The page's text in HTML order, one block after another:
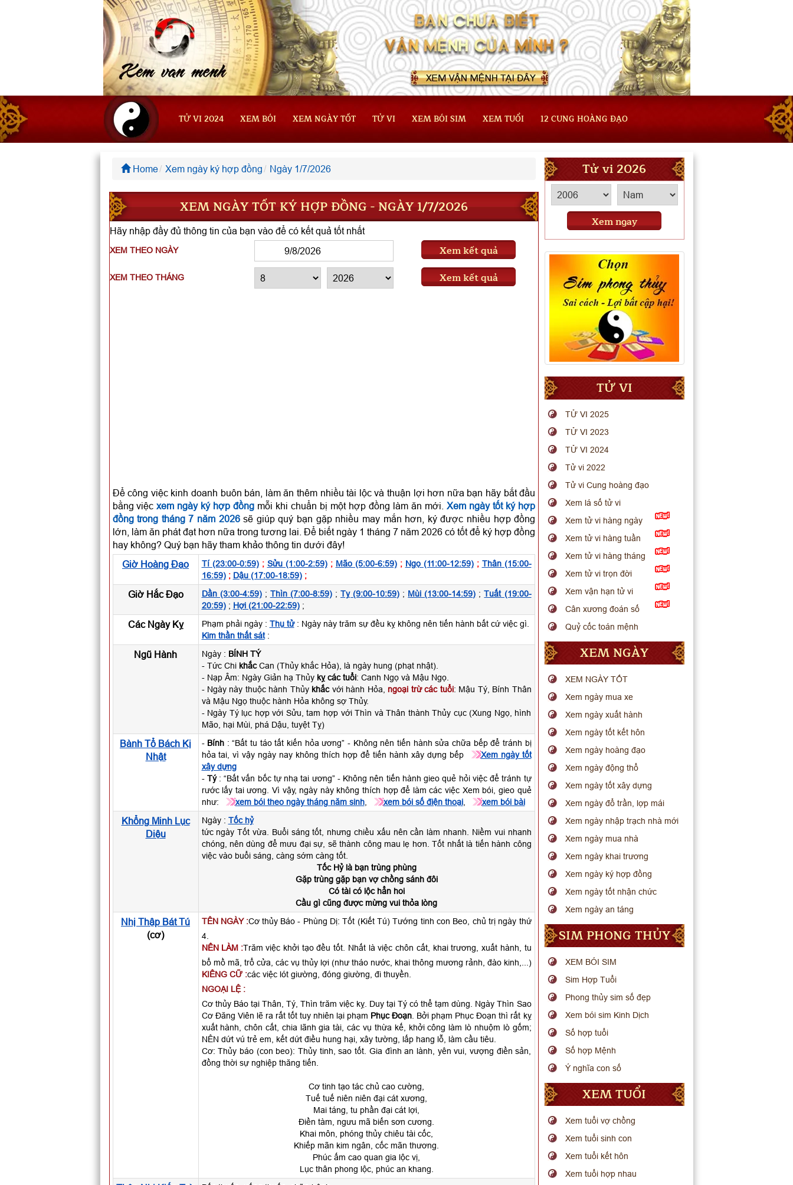
TỬ VI 2024 XEM BÓI XEM NGÀY TỐT TỬ VI XEM BÓI SIM XEM TUỔI 12 CUNG HOÀNG ĐẠO
Home Xem ngày ký hợp đồng Ngày 1/7/2026
XEM NGÀY TỐT KÝ HỢP ĐỒNG - NGÀY 1/7/2026
Hãy nhập đầy đủ thông tin của bạn vào để có kết quả tốt nhất
XEM THEO NGÀY Xem kết quả
XEM THEO THÁNG Xem kết quả
Để công việc kinh doanh buôn bán, làm ăn thêm nhiều tài lộc và thuận lợi hơn nữa bạn hãy bắt đầu
bằng việcxem ngày ký hợp đồng mỗi khi chuẩn bị một hợp đồng làm ăn mới.Xem ngày tốt ký hợp
đồng trong tháng 7 năm 2026sẽ giúp quý bạn gặp nhiều may mắn hơn, ký được nhiều hợp đồng
lớn, làm ăn phát đạt hơn nữa trong tương lai. Để biết ngày 1 tháng 7 năm 2026 có tốt để ký hợp đồng
hay không? Quý bạn hãy tham khảo thông tin dưới đây!
Giờ Hoàng Đạo
Tí (23:00-0:59); Sửu (1:00-2:59); Mão (5:00-6:59); Ngọ (11:00-12:59); Thân (15:00-
16:59); Dậu (17:00-18:59);
Giờ Hắc Đạo Dần (3:00-4:59); Thìn (7:00-8:59); Tỵ (9:00-10:59) ; Mùi (13:00-14:59) ;Tuất (19:00-
20:59); Hợi (21:00-22:59);
Các Ngày Kỵ Phạm phải ngày : Thụ tử: Ngày này trăm sự đều kỵ không nên tiến hành bất cứ việc gì.
Kim thần thất sát:
Ngũ Hành Ngày : BÍNH TÝ
- Tức Chi khắcCan (Thủy khắc Hỏa), là ngày hung (phạt nhật).
- Nạp Âm: Ngày Giản hạ Thủy kỵ các tuổi: Canh Ngọ và Mậu Ngọ.
- Ngày này thuộc hành Thủy khắcvới hành Hỏa, ngoại trừ các tuổi: Mậu Tý, Bính Thân
và Mậu Ngọ thuộc hành Hỏa không sợ Thủy.
- Ngày Tý lục hợp với Sửu, tam hợp với Thìn và Thân thành Thủy cục (Xung Ngọ, hình
Mão, hại Mùi, phá Dậu, tuyệt Tỵ)
Bành Tổ Bách Kị
Nhật
- Bính : “Bất tu táo tất kiến hỏa ương” - Không nên tiến hành sửa chữa bếp để tránh bị
hỏa tai, vì vậy ngày nay không thích hợp để tiến hành xây dựng bếp
Xem ngày tốt
xây dựng
- Tý: “Bất vấn bốc tự nhạ tai ương” - Không nên tiến hành gieo quẻ hỏi việc để tránh tự
rước lấy tai ương. Vì vậy, ngày này không thích hợp để làm các việc Xem bói, gieo quẻ
như:
xem bói theo ngày tháng năm sinh, xem bói số điện thoại, xem bói bài
Khổng Minh Lục
Diệu
Ngày : Tốc hỷ
tức ngày Tốt vừa. Buổi sáng tốt, nhưng chiều xấu nên cần làm nhanh. Niềm vui nhanh
chóng, nên dùng để mưu đại sự, sẽ thành công mau lẹ hơn. Tốt nhất là tiến hành công
việc vào buổi sáng, càng sớm càng tốt.
Tốc Hỷ là bạn trùng phùng
Gặp trùng gặp bạn vợ chồng sánh đôi
Có tài có lộc hẳn hoi
Cầu gì cũng được mừng vui thỏa lòng
Nhị Thập Bát Tú
(cơ)
TÊN NGÀY :Cơ thủy Báo - Phùng Dị: Tốt (Kiết Tú) Tướng tinh con Beo, chủ trị ngày thứ
4.
NÊN LÀM :Trăm việc khởi tạo đều tốt. Nhất là việc chôn cất, khai trương, xuất hành, tu
bổ mồ mã, trổ cửa, các vụ thủy lợi (như tháo nước, khai thông mương rảnh, đào kinh,...)
KIÊNG CỮ :các việc lót giường, đóng giường, đi thuyền.
NGOẠI LỆ :
Cơ thủy Báo tại Thân, Tý, Thìn trăm việc kỵ. Duy tại Tý có thể tạm dùng. Ngày Thìn Sao
Cơ Đăng Viên lẽ ra rất tốt tuy nhiên lại phạm Phục Đoạn . Bởi phạm Phục Đoạn thì rất kỵ
xuất hành, chôn cất, chia lãnh gia tài, các vụ thừa kế, khởi công làm lò nhuộm lò gốm;
NÊN dứt vú trẻ em, kết dứt điều hung hại, xây tường, lấp hang lỗ, làm cầu tiêu.
Cơ: Thủy báo (con beo): Thủy tinh, sao tốt. Gia đình an lành, yên vui, vượng điền sản,
đồng thời sự nghiệp thăng tiến.
Cơ tinh tạo tác chủ cao cường,
Tuế tuế niên niên đại cát xương,
Mai táng, tu phần đại cát lợi,
Điền tàm, ngưu mã biến sơn cương.
Khai môn, phóng thủy chiêu tài cốc,
Khiếp mãn kim ngân, cốc mãn thương.
Phúc ấm cao quan gia lộc vị,
Lục thân phong lộc, phúc an khang.
Tử vi 2026
Xem ngay
TỬ VI
TỬ VI 2025
TỬ VI 2023
TỬ VI 2024
Tử vi 2022
Tử vi Cung hoàng đạo
Xem lá số tử vi
Xem tử vi hàng ngày
Xem tử vi hàng tuần
Xem tử vi hàng tháng
Xem tử vi trọn đời
Xem vận hạn tử vi
Cân xương đoán số
Quỷ cốc toán mệnh
XEM NGÀY
XEM NGÀY TỐT
Xem ngày mua xe
Xem ngày xuất hành
Xem ngày tốt kết hôn
Xem ngày hoàng đạo
Xem ngày động thổ
Xem ngày tốt xây dựng
Xem ngày đổ trần, lợp mái
Xem ngày nhập trạch nhà mới
Xem ngày mua nhà
Xem ngày khai trương
Xem ngày ký hợp đồng
Xem ngày tốt nhận chức
Xem ngày an táng
SIM PHONG THỦY
XEM BÓI SIM
Sim Hợp Tuổi
Phong thủy sim số đẹp
Xem bói sim Kinh Dịch
Số hợp tuổi
Số hợp Mệnh
Ý nghĩa con số
XEM TUỔI
Xem tuổi vợ chồng
Xem tuổi sinh con
Xem tuổi kết hôn
Xem tuổi hợp nhau